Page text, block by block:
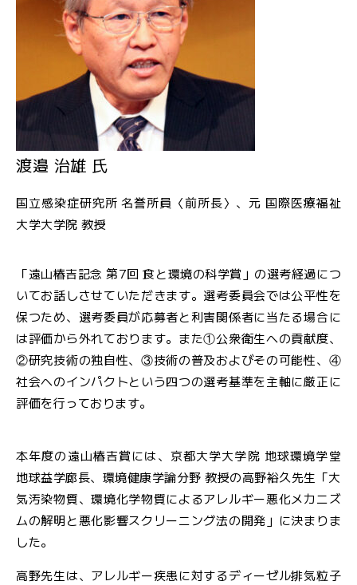
渡邉 治雄 氏
国立感染症研究所 名誉所員〈前所長〉、元 国際医療福祉
大学大学院 教授
「遠山椿吉記念 第7回 食と環境の科学賞」の選考経過につ
いてお話しさせていただきます。選考委員会では公平性を
保つため、選考委員が応募者と利害関係者に当たる場合に
は評価から外れております。また①公衆衛生への貢献度、
②研究技術の独自性、③技術の普及およびその可能性、④
社会へのインパクトという四つの選考基準を主軸に厳正に
評価を行っております。
本年度の遠山椿吉賞には、京都大学大学院 地球環境学堂
地球益学廊長、環境健康学論分野 教授の高野裕久先生「大
気汚染物質、環境化学物質によるアレルギー悪化メカニズ
ムの解明と悪化影響スクリーニング法の開発」に決まりま
した。
高野先生は、アレルギー疾患に対するディーゼル排気粒子